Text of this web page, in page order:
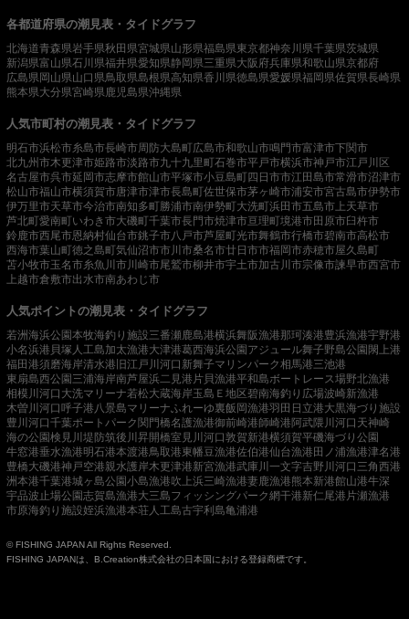
各都道府県の潮見表・タイドグラフ
北海道青森県岩手県秋田県宮城県山形県福島県東京都神奈川県千葉県茨城県
新潟県富山県石川県福井県愛知県静岡県三重県大阪府兵庫県和歌山県京都府
広島県岡山県山口県鳥取県島根県高知県香川県徳島県愛媛県福岡県佐賀県長崎県
熊本県大分県宮崎県 鹿児島県沖縄県
人気市町村の潮見表・タイドグラフ
明石市浜松市糸島市長崎市周防大島町広島市和歌山市鳴門市富津市下関市
北九州市木更津市姫路市淡路市九十九里町石巻市平戸市横浜市神戸市江戸川区
名古屋市呉市延岡市志摩市館山市平塚市小豆島町四日市市江田島市常滑市沼津市
松山市福山市横須賀市唐津市津市長島町佐世保市茅ヶ崎市浦安市宮古島市伊勢市
伊万里市天草市今治市南知多町勝浦市南伊勢町大洗町浜田市五島市 上天草市
芦北町愛南町いわき市大磯町千葉市長門市焼津市亘理町境港市田原市臼杵市
鈴鹿市西尾市恩納村仙台市銚子市八戸市芦屋町光市舞鶴市行橋市碧南市高松市
西海市葉山町徳之島町気仙沼市市川市桑名市廿日市市福岡市赤穂市屋久島町
苫小牧市玉名市糸魚川市 川崎市尾鷲市柳井市宇土市加古川市宗像市諫早市西宮市
上越市倉敷市出水市南あわじ市
人気ポイントの潮見表・タイドグラフ
若洲海浜公園本牧海釣り施設三番瀬 鹿島港横浜舞阪漁港那珂湊港豊浜漁港宇野港
小名浜港 貝塚人工島加太漁港大津港葛西海浜公園アジュール舞子野島公園閖上港
福田港須磨海岸清水港 旧江戸川河口 新舞子マリンパーク相馬港三池港
東扇島西公園三浦海岸南芦屋浜二見港 片貝漁港平和島ボートレース場野北漁港
相模川河口 大洗マリーナ若松大蔵海岸玉島Ｅ地区碧南海釣り広場波崎新漁港
木曽川河口呼子港 八景島マリーナふれーゆ裏飯岡漁港羽田 日立港大黒海づり施設
豊川河口千葉ポートパーク関門橋名護漁港御前崎港師崎港阿武隈川河口 天神崎
海の公園検見川堤防筑後川昇開橋室見川河口敦賀新港横須賀平磯海づり公園
牛窓港垂水漁港明石港本渡港鳥取港東幡豆漁港佐伯港仙台漁港田ノ浦漁港津名港
豊橋大磯港神戸空港親水護岸木更津港新宮漁港武庫川一文字吉野川河口 三角西港
洲本港千葉港城ヶ島公園小島漁港吹上浜三崎漁港妻鹿漁港熊本新港館山港牛深
宇品波止場公園志賀島漁港大三島フィッシングパーク網干港新仁尾港 片瀬漁港
市原海釣り施設姪浜漁港本荘人工島古宇利島亀浦港
© FISHING JAPAN All Rights Reserved.
FISHING JAPANは、B.Creation株式会社の日本国における登録商標です。